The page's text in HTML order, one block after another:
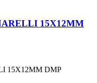
15X12MM
15X12MM DMP